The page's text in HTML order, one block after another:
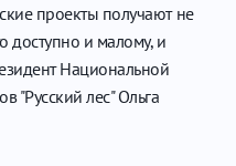
проекты получают не
доступно и малому, и
Национальной
"Русский лес" Ольга